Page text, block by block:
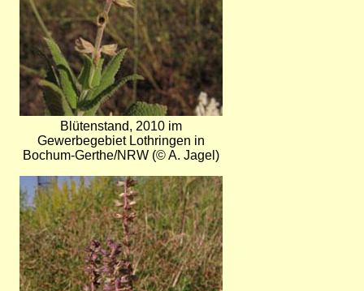
Blütenstand, 2010 im
Gewerbegebiet Lothringen in
Bochum-Gerthe/NRW (© A. Jagel)
Bild